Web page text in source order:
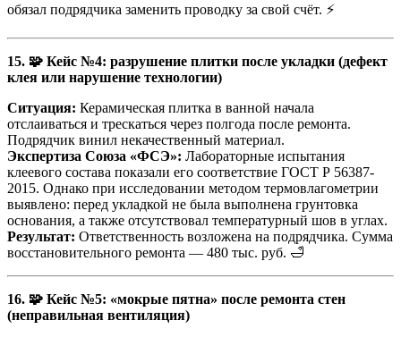
обязал подрядчика заменить проводку за свой счёт. ⚡
15. 🧩 Кейс №4: разрушение плитки после укладки (дефект
клея или нарушение технологии)
Ситуация: Керамическая плитка в ванной начала
отслаиваться и трескаться через полгода после ремонта.
Подрядчик винил некачественный материал.
Экспертиза Союза «ФСЭ»: Лабораторные испытания
клеевого состава показали его соответствие ГОСТ Р 56387-
2015. Однако при исследовании методом термовлагометрии
выявлено: перед укладкой не была выполнена грунтовка
основания, а также отсутствовал температурный шов в углах.
Результат: Ответственность возложена на подрядчика. Сумма
восстановительного ремонта — 480 тыс. руб. 🛁
16. 🧩 Кейс №5: «мокрые пятна» после ремонта стен
(неправильная вентиляция)